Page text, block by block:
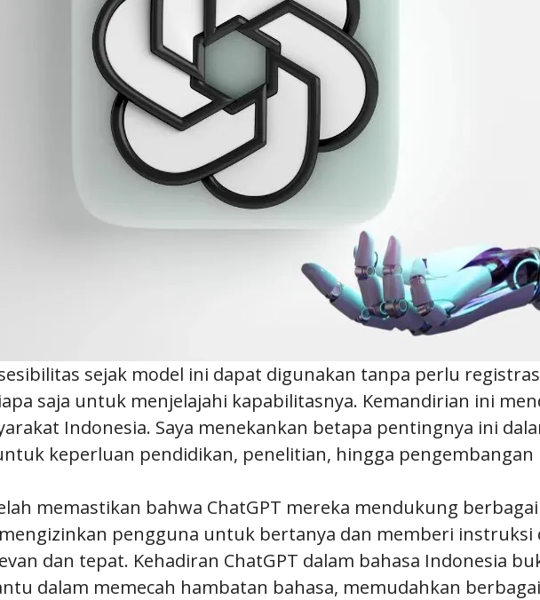
sejak model ini dapat digunakan tanpa perlu
saja untuk menjelajahi kapabilitasnya. Kemandirian ini
Indonesia. Saya menekankan betapa pentingnya ini
keperluan pendidikan, penelitian, hingga pengembangan
memastikan bahwa ChatGPT mereka mendukung
pengguna untuk bertanya dan memberi instruksi
dan tepat. Kehadiran ChatGPT dalam bahasa Indonesia
dalam memecah hambatan bahasa, memudahkan